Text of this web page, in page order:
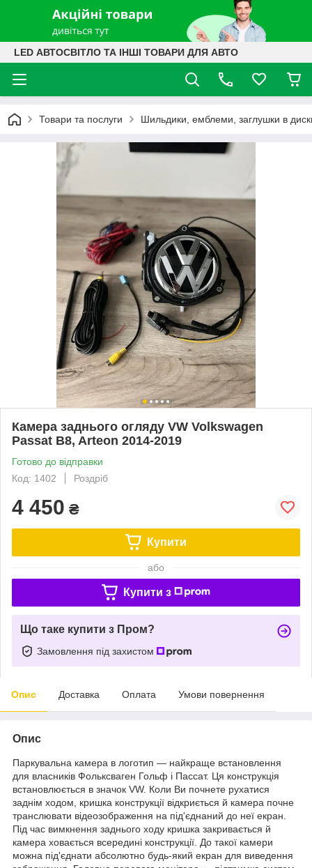
LED АВТОСВІТЛО ТА ІНШІ ТОВАРИ ДЛЯ АВТО
Товари та послуги Шильдики, емблеми, заглушки в
Камера заднього огляду VW Volkswagen
Passat B8, Arteon 2014-2019
Готово до відправки
Код: 1402
Роздріб
4 450 ₴
Купити
або
Купити з
Що таке купити з Пром?
Замовлення під захистом
Опис Доставка Оплата Умови повернення
Опис
Паркувальна камера в логотип — найкраще встановлення
для власників Фольксваген Гольф і Пассат. Ця конструкція
встановлюється в значок VW. Коли Ви почнете рухатися
заднім ходом, кришка конструкції відкриється й камера почне
транслювати відеозображення на під'єднаний до неї екран.
Під час вимкнення заднього ходу кришка закривається й
камера ховається всередині конструкції. До такої камери
можна під'єднати абсолютно будь-який екран для виведення